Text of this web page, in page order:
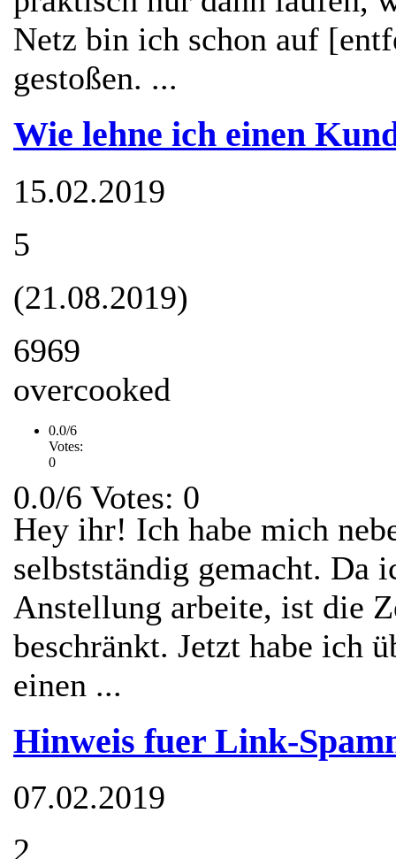
Netz bin ich schon auf
gestoßen. ...
Wie lehne ich einen
15.02.2019
5
(21.08.2019)
6969
overcooked
0.0/6
Votes:
0
0.0/6 Votes: 0
Hey ihr! Ich habe mich
selbstständig gemacht. Da
Anstellung arbeite, ist die
beschränkt. Jetzt habe ich
einen ...
Hinweis fuer Link-
07.02.2019
2